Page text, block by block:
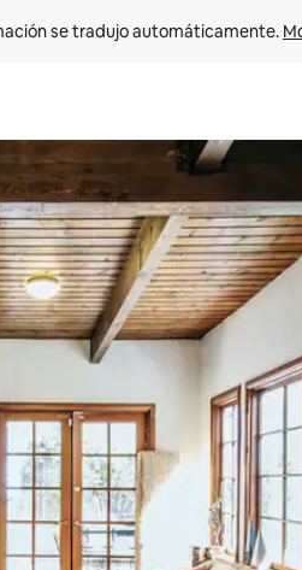
se tradujo automáticamente.
flecha hacia arriba y hacia abajo o